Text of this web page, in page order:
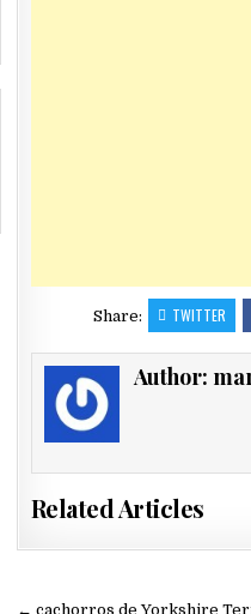
Share: TWITTER
Author:
Related Articles
← cachorros de Yorkshire